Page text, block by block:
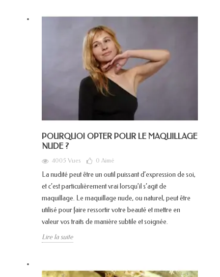
POURQUOI OPTER POUR LE MAQUILLAGE
NUDE ?
4005 Vues 0 Aimé
La nudité peut être un outil puissant d’expression de soi,
et c’est particulièrement vrai lorsqu’il s’agit de
maquillage. Le maquillage nude, ou naturel, peut être
utilisé pour faire ressortir votre beauté et mettre en
valeur vos traits de manière subtile et soignée.
Lire la suite